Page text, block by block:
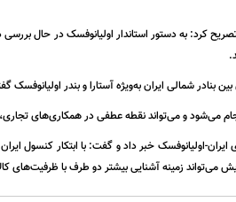
تصریح کرد: به دستور استاندار اولیانوفسک در
بنادر شمالی ایران به‌ویژه آستارا و بندر
می‌شود و می‌تواند نقطه عطفی در همکاری‌های
اولیانوفسک خبر داد و گفت: با ابتکار کنسول
زمینه آشنایی بیشتر دو طرف با ظرفیت‌های